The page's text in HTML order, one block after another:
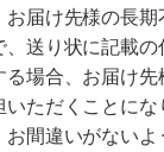
お届け先様の長
送り状に記載
る場合、お届け
いただくことに
お間違いがない